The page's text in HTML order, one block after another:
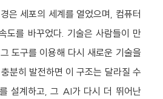
은 세포의 세계를 열었으며, 컴퓨터
도를 바꾸었다. 기술은 사람들이 만
도구를 이용해 다시 새로운 기술을
분히 발전하면 이 구조는 달라질 수
설계하고, 그 AI가 다시 더 뛰어난